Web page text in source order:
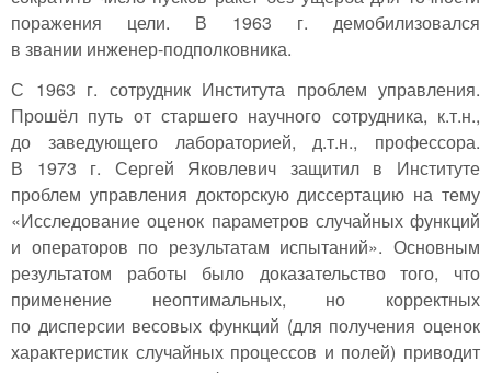
поражения цели. В 1963 г. демобилизовался
в звании инженер-подполковника.
С 1963 г. сотрудник Института проблем управления.
Прошёл путь от старшего научного сотрудника, к.т.н.,
до заведующего лабораторией, д.т.н., профессора.
В 1973 г. Сергей Яковлевич защитил в Институте
проблем управления докторскую диссертацию на тему
«Исследование оценок параметров случайных функций
и операторов по результатам испытаний». Основным
результатом работы было доказательство того, что
применение неоптимальных, но корректных
по дисперсии весовых функций (для получения оценок
характеристик случайных процессов и полей) приводит